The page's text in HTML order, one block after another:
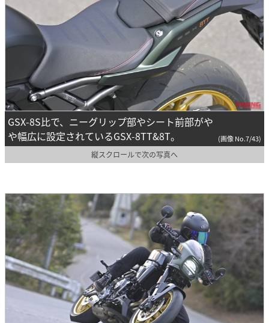
GSX-8S比で、ニーグリップ部やシート前部がや
や幅広に設定されているGSX-8TT&8T。
(画像 No.7/43)
縦スクロールで次の写真へ